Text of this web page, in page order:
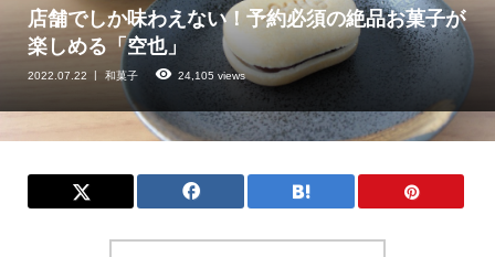
店舗でしか味わえない！予約必須の絶品お菓子が
楽しめる「空也」
2022.07.22 和菓子 24,105 views